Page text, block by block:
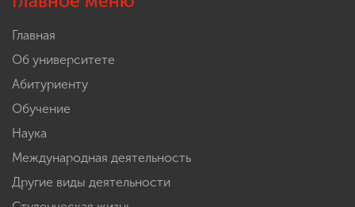
Главная
Об университете
Абитуриенту
Обучение
Наука
Международная деятельность
Другие виды деятельности